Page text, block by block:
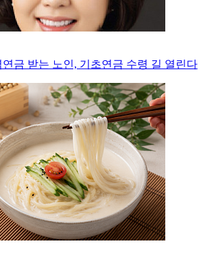
연금 받는 노인, 기초연금 수령 길 열린다